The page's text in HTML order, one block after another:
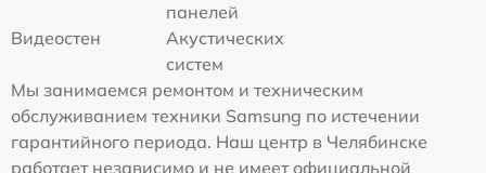
панелей
Видеостен
Акустических
систем
Мы занимаемся ремонтом и техническим
обслуживанием техники Samsung по истечении
гарантийного периода. Наш центр в Челябинске
работает независимо и не имеет официальной